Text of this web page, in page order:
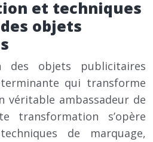
et techniques
objets
des objets publicitaires
qui transforme
véritable ambassadeur de
transformation s’opère
de marquage,